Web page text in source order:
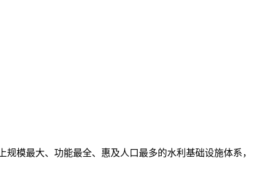
模最大、功能最全、惠及人口最多的水利基础设施体系，